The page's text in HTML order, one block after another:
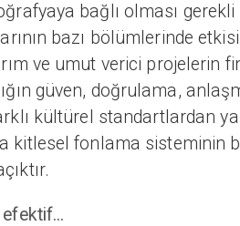
bağlı olması
bazı bölümlerinde
ve umut verici projelerin
güven, doğrulama,
kültürel standartlardan
kitlesel fonlama sisteminin
efektif...